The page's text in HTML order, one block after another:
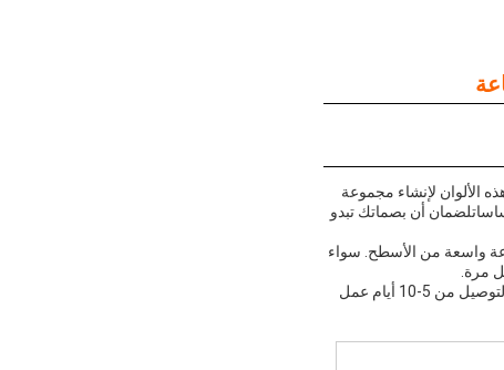
الألوان لإنشاء مجموعة
أن بصماتك تبدو
واسعة من الأسطح. سواء
مرة.
يتم توفير منتج الحبر فوق البنفسجية في حزم محايدة أو مخصصة لتلبية الاحتياجات المحددة لعملك. مع وقت التوصيل من 5-10 أيام عمل